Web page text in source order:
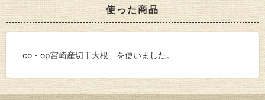
使った商品
co・op宮崎産切干大根 を使いました。